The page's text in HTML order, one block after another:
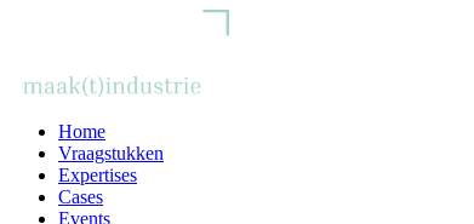
Home
Vraagstukken
Expertises
Cases
Events